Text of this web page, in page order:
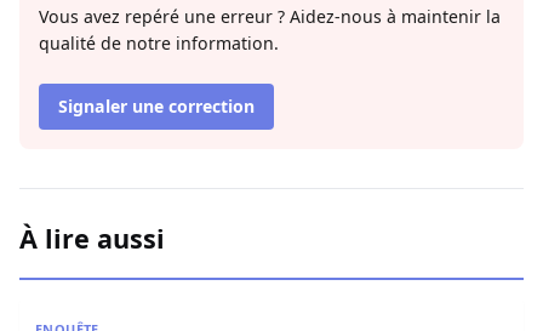
Vous avez repéré une erreur ? Aidez-nous à maintenir la
qualité de notre information.
Signaler une correction
À lire aussi